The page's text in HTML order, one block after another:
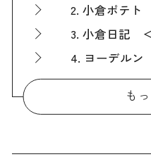
2. 小倉ポテト
3. 小倉日記 ＜
4. ヨーデルン
5. 昆布漬辛子
7. あご入兵四郎
も